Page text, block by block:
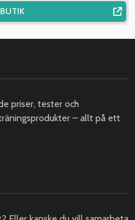
priser, tester och
– allt på ett